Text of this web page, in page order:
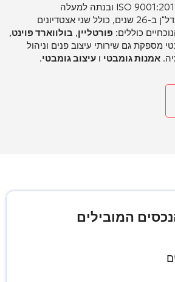
החברה מוסמכת לתקן ISO 9001:2015 ובנתה למעלה
מ-1,000,000 מ"ר של נדל"ן ב-26 שנים, כולל שני אצטדיונים
כוללים: פורטליין, בולווארד פוינט,
מספקת גם שירותי עיצוב פנים וניהול
אמנות גומבטי ו עיצוב גומבטי.
את 7 הנכסים המובילים